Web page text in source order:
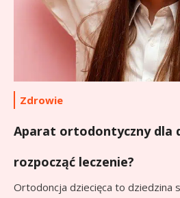
Zdrowie
Aparat ortodontyczny dla
rozpocząć leczenie?
Ortodoncja dziecięca to dziedzina